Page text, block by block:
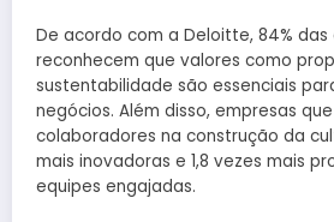
De acordo com a Deloitte, 84% das
reconhecem que valores como
sustentabilidade são essenciais
negócios. Além disso, empresas
colaboradores na construção da
mais inovadoras e 1,8 vezes mais
equipes engajadas.